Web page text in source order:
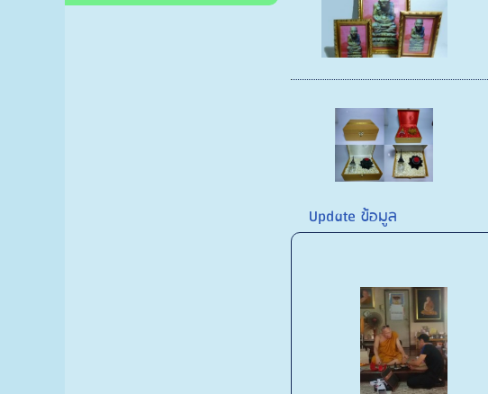
Update ข้อมูล